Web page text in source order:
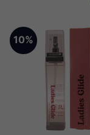
10%